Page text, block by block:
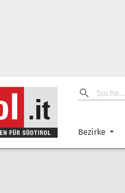
Bezirke